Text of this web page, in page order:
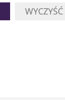
WYCZYŚĆ